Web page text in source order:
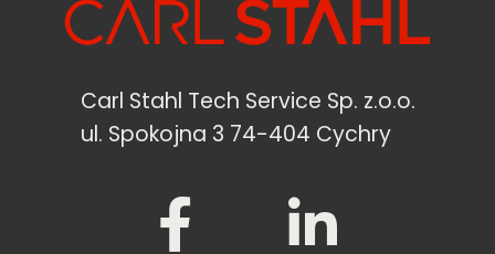
Carl Stahl Tech Service Sp. z.o.o.
ul. Spokojna 3 74-404 Cychry